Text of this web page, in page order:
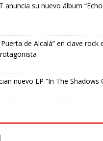
anuncia su nuevo álbum
de Alcalá” en clave rock
nuevo EP “In The Shadows